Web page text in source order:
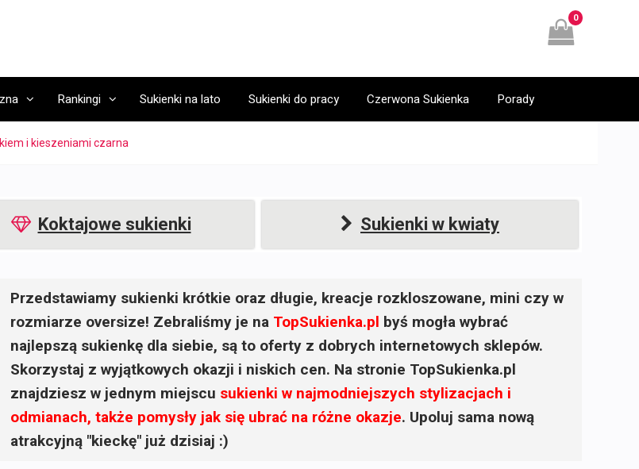
0
Rankingi Sukienki na lato Sukienki do pracy Czerwona Sukienka Porady
i kieszeniami czarna
Koktajowe sukienki Sukienki w kwiaty
Przedstawiamy sukienki krótkie oraz długie, kreacje rozkloszowane, mini czy w
rozmiarze oversize! Zebraliśmy je na TopSukienka.pl byś mogła wybrać
najlepszą sukienkę dla siebie, są to oferty z dobrych internetowych sklepów.
Skorzystaj z wyjątkowych okazji i niskich cen. Na stronie TopSukienka.pl
znajdziesz w jednym miejscu sukienki w najmodniejszych stylizacjach i
odmianach, także pomysły jak się ubrać na różne okazje. Upoluj sama nową
atrakcyjną "kieckę" już dzisiaj :)